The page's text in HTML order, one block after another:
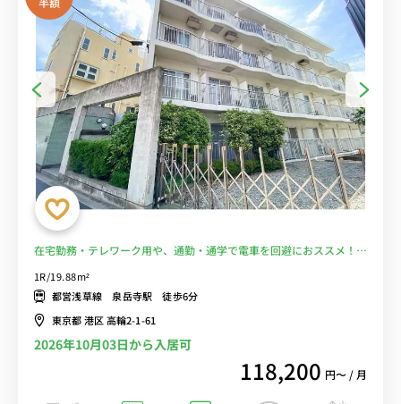
在宅勤務・テレワーク用や、通勤・通学で電車を回避におススメ！ス
ーパー徒歩１分で食事もOK!■選べるWi-Fi格安レンタル中！
1R/19.88m²
都営浅草線 泉岳寺駅 徒歩6分
東京都 港区 高輪2-1-61
2026年10月03日から入居可
118,200 円〜 / 月